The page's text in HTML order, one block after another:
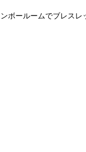
ボールームでブレスレ